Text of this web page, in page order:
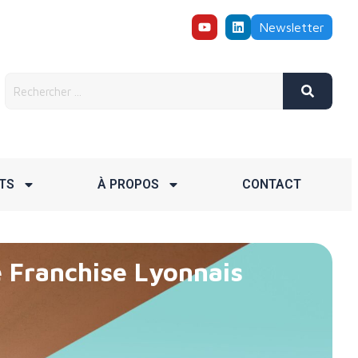
Newsletter
À PROPOS CONTACT
Lyonnais